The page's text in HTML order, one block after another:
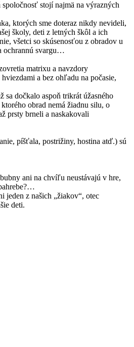
stojí najmä na výrazných
ktorých sme doteraz nikdy nevideli,
školy, deti z letných škôl a ich
všetci so skúsenosťou z obradov u
ochrannú svargu…
matrixu a navzdory
a bez ohľadu na počasie,
dočkalo aspoň trikrát úžasného
obrad nemá žiadnu silu, o
prsty brneli a naskakovali
píšťala, postrižiny, hostina atď.) sú
ani na chvíľu neustávajú v hre,
jeden z našich „žiakov“, otec
deti.